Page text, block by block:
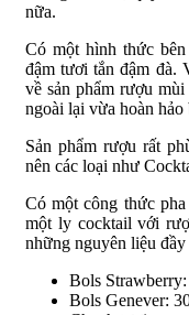
nữa.
Có một hình thức
đậm tươi tắn đậm đà.
về sản phẩm rượu
ngoài lại vừa hoàn
Sản phẩm rượu rất
nên các loại như
Có một công thức
một ly cocktail với
những nguyên liệu đầy
Bols
Bols Genever: